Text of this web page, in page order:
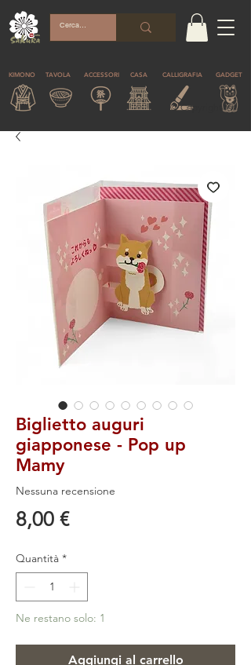
KIMONO TAVOLA ACCESSORI CASA CALLIGRAFIA GADGET
© Copyright
Biglietto auguri
giapponese - Pop up
Mamy
Nessuna recensione
8,00 €Prezzo
Quantità *
Ne restano solo: 1
Aggiungi al carrello